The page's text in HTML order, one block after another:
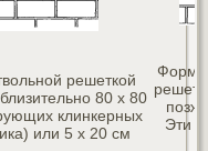
решеткой
80 x 80
клинкерных
или 5 x 20 см
Эти